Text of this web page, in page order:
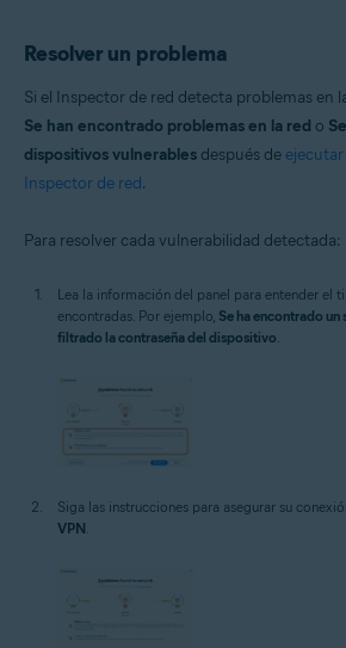
Resolver un problema
Si el Inspector de red detecta problemas en
Se han encontrado problemas en la red o
dispositivos vulnerables después de
Inspector de red.
Para resolver cada vulnerabilidad detectada:
Lea la información del panel para entender el
encontradas. Por ejemplo, Se ha encontrado
filtrado la contraseña del dispositivo.
Siga las instrucciones para asegurar su
VPN.